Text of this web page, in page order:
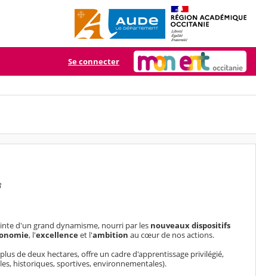
Se connecter
d'un grand dynamisme, nourri par les nouveaux dispositifs
, l'excellenceet l'ambition au cœur de nos actions.
de deux hectares, offre un cadre d'apprentissage privilégié,
historiques, sportives, environnementales).